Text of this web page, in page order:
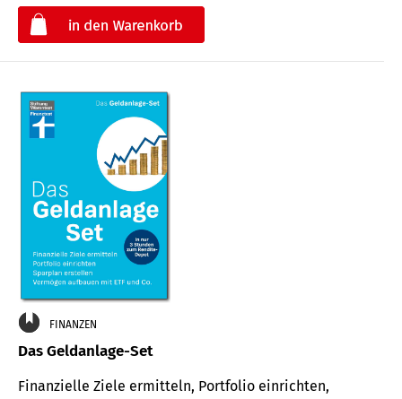
FINANZEN
Das Geldanlage-Set
Finanzielle Ziele ermitteln, Portfolio einrichten,